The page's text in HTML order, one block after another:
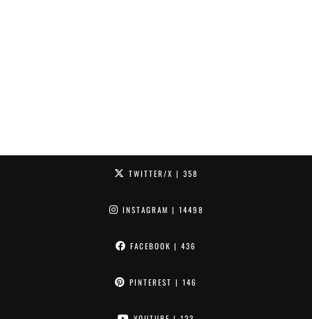
TWITTER/X | 358
INSTAGRAM | 14498
FACEBOOK | 436
PINTEREST | 146